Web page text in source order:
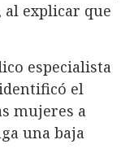
explicar que
especialista
el
mujeres a
una baja